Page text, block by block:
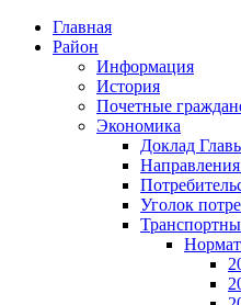
Главная
Район
Информация
История
Почетные
Экономика
Доклад
Уголок